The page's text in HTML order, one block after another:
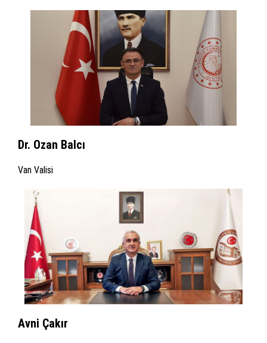
Dr. Ozan Balcı
Van Valisi
Avni Çakır